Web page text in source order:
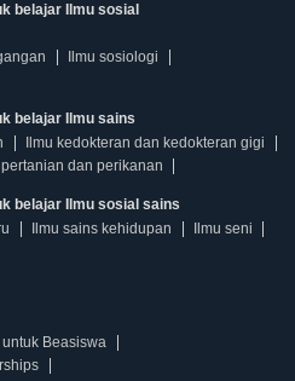
belajar Ilmu sosial
Ilmu sosiologi
belajar Ilmu sains
Ilmu kedokteran dan kedokteran gigi
pertanian dan perikanan
belajar Ilmu sosial sains
Ilmu sains kehidupan
Ilmu seni
Beasiswa